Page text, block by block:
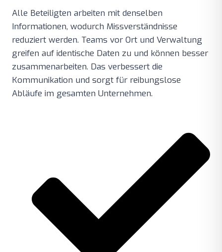
Alle Beteiligten arbeiten mit denselben
Informationen, wodurch Missverständnisse
reduziert werden. Teams vor Ort und Verwaltung
greifen auf identische Daten zu und können besser
zusammenarbeiten. Das verbessert die
Kommunikation und sorgt für reibungslose
Abläufe im gesamten Unternehmen.